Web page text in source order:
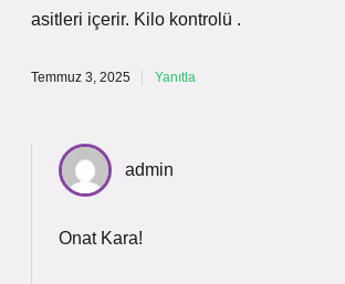
asitleri içerir. Kilo kontrolü .
Temmuz 3, 2025 Yanıtla
admin
Onat Kara!